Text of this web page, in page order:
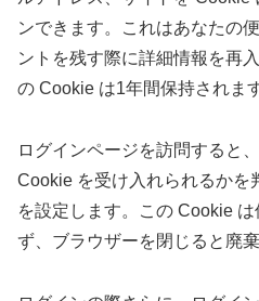
ンできます。これはあなたの
ントを残す際に詳細情報を再
の Cookie は1年間保持されます
ログインページを訪問すると
Cookie を受け入れられるかを
を設定します。この Cookie
ず、ブラウザーを閉じると廃棄